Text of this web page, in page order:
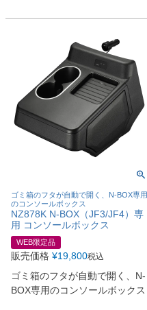
ゴミ箱のフタが自動で開く、N-BOX専用
のコンソールボックス
NZ878K N-BOX（JF3/JF4）専
用 コンソールボックス
WEB限定品
販売価格 ¥19,800税込
ゴミ箱のフタが自動で開く、N-
BOX専用のコンソールボックス